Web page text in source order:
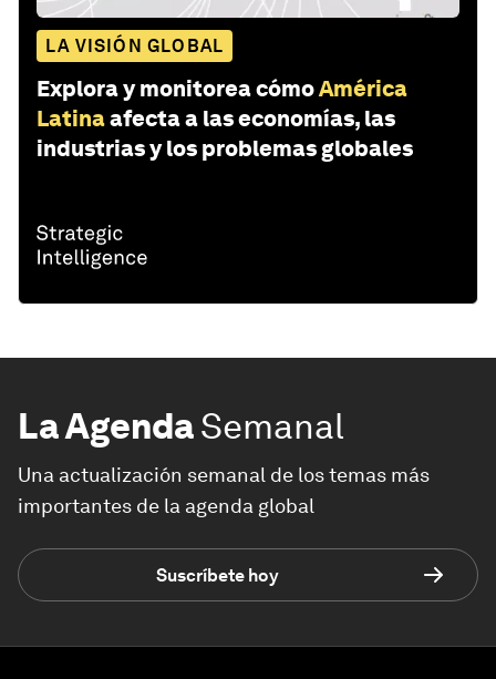
LA VISIÓN GLOBAL
Explora y monitorea cómoAmérica
Latinaafecta a las economías, las
industrias y los problemas globales
La AgendaSemanal
Una actualización semanal de los temas más
importantes de la agenda global
Suscríbete hoy